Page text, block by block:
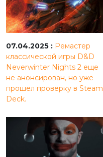
07.04.2025 : Ремастер
классической игры D&D
Neverwinter Nights 2 еще
не анонсирован, но уже
прошел проверку в Steam
Deck.